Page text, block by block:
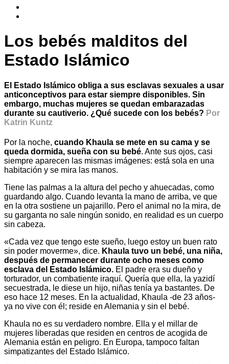
Los bebés malditos del
Estado Islámico
El Estado Islámico obliga a sus esclavas sexuales a usar
anticonceptivos para estar siempre disponibles. Sin
embargo, muchas mujeres se quedan embarazadas
durante su cautiverio. ¿Qué sucede con los bebés? Por
Katrin Kuntz
Por la noche, cuando Khaula se mete en su cama y se
queda dormida, sueña con su bebé. Ante sus ojos, casi
siempre aparecen las mismas imágenes: está sola en una
habitación y se mira las manos.
Tiene las palmas a la altura del pecho y ahuecadas, como
guardando algo. Cuando levanta la mano de arriba, ve que
en la otra sostiene un pajarillo. Pero el animal no la mira, de
su garganta no sale ningún sonido, en realidad es un cuerpo
sin cabeza.
«Cada vez que tengo este sueño, luego estoy un buen rato
sin poder moverme», dice. Khaula tuvo un bebé, una niña,
después de permanecer durante ocho meses como
esclava del Estado Islámico. El padre era su dueño y
torturador, un combatiente iraquí. Quería que ella, la yazidí
secuestrada, le diese un hijo, niñas tenía ya bastantes. De
eso hace 12 meses. En la actualidad, Khaula -de 23 años-
ya no vive con él; reside en Alemania y sin el bebé.
Khaula no es su verdadero nombre. Ella y el millar de
mujeres liberadas que residen en centros de acogida de
Alemania están en peligro. En Europa, tampoco faltan
simpatizantes del Estado Islámico.